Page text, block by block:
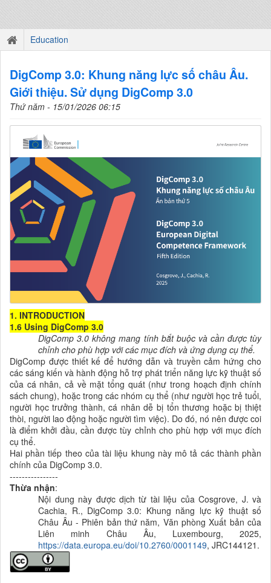
Education
DigComp 3.0: Khung năng lực số châu Âu.
Giới thiệu. Sử dụng DigComp 3.0
Thứ năm - 15/01/2026 06:15
1. INTRODUCTION
1.6 Using DigComp 3.0
DigComp 3.0 không mang tính bắt buộc và cần được tùy
chỉnh cho phù hợp với các mục đích và ứng dụng cụ thể.
DigComp được thiết kế để hướng dẫn và truyền cảm hứng cho
các sáng kiến và hành động hỗ trợ phát triển năng lực kỹ thuật số
của cá nhân, cả về mặt tổng quát (như trong hoạch định chính
sách chung), hoặc trong các nhóm cụ thể (như người học trẻ tuổi,
người học trưởng thành, cá nhân dễ bị tổn thương hoặc bị thiệt
thòi, người lao động hoặc người tìm việc). Do đó, nó nên được coi
là điểm khởi đầu, cần được tùy chỉnh cho phù hợp với mục đích
cụ thể.
Hai phần tiếp theo của tài liệu khung này mô tả các thành phần
chính của DigComp 3.0.
----------------
Thừa nhận:
Nội dung này được dịch từ tài liệu củaCosgrove, J. và
Cachia, R., DigComp 3.0: Khung năng lực kỹ thuật số
Châu Âu - Phiên bản thứ năm, Văn phòng Xuất bản của
Liên minh Châu Âu, Luxembourg, 2025,
https://data.europa.eu/doi/10.2760/0001149, JRC144121.